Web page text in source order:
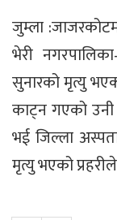
जुम्ला
भेरी
सुनारको मृत्यु
काट्न गएको उनी
भई जिल्ला
मृत्यु भएको